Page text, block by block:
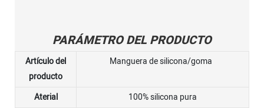
PARÁMETRO DEL PRODUCTO
Artículo del
producto
Manguera de silicona/goma
Aterial
100% silicona pura